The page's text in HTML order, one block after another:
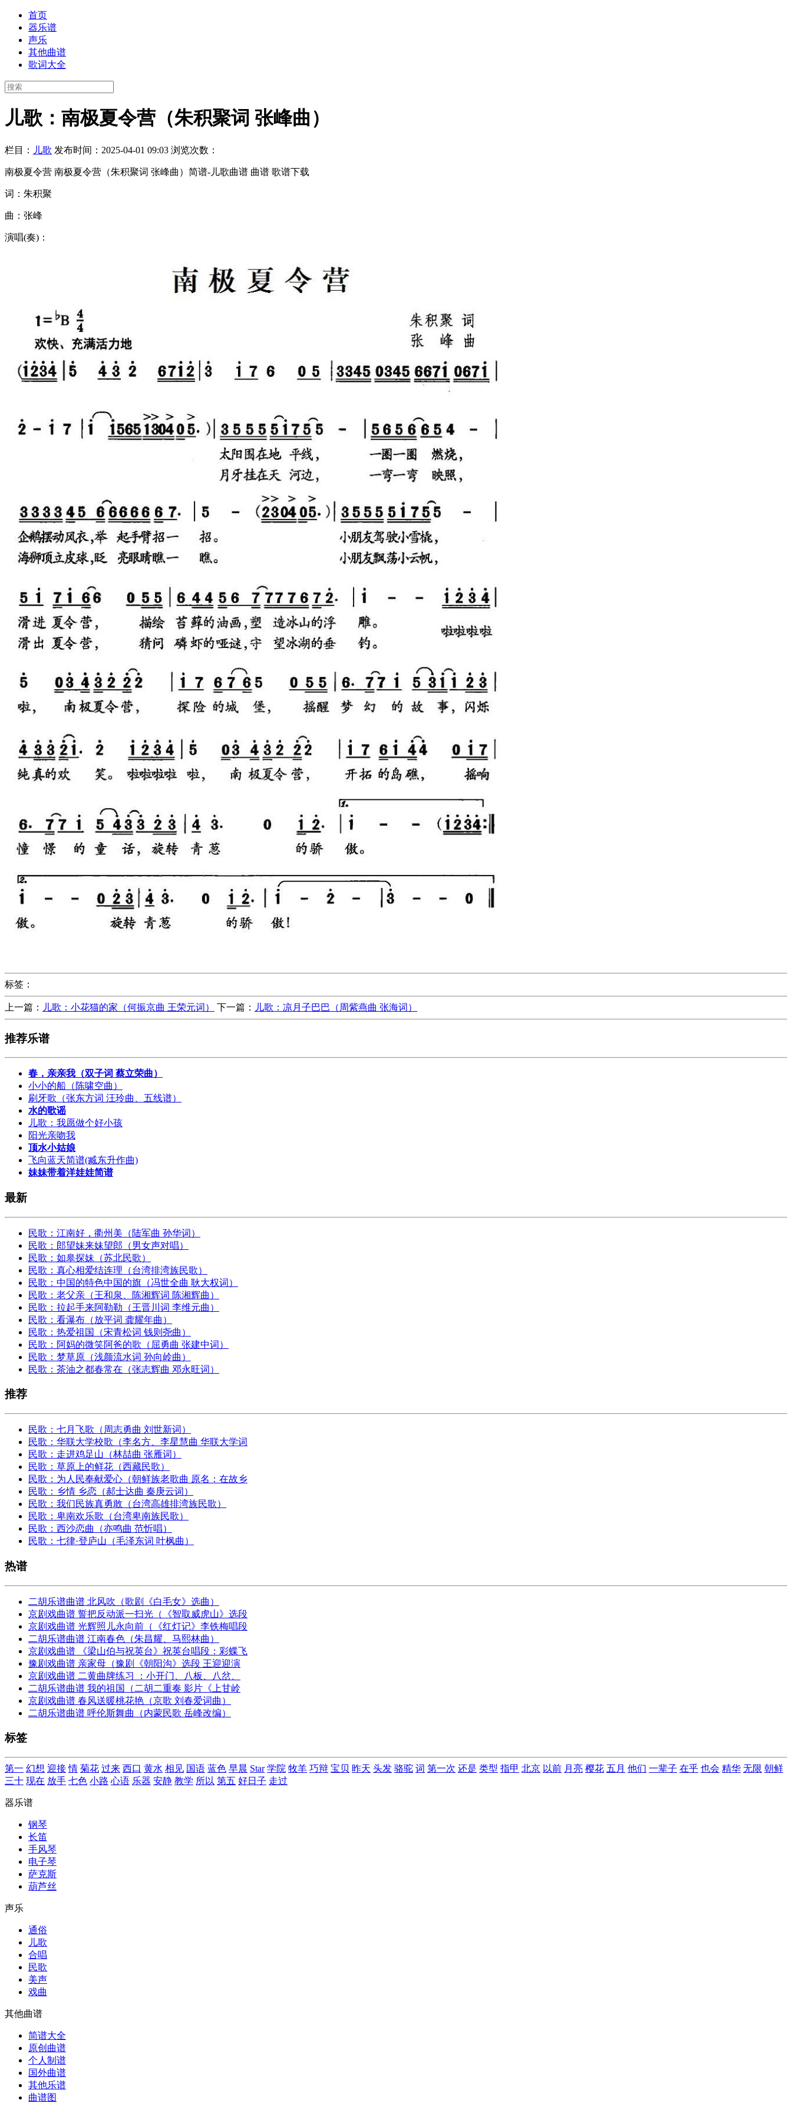
首页
器乐谱
声乐
其他曲谱
歌词大全
儿歌：南极夏令营（朱积聚词 张峰曲）
栏目： 儿歌 发布时间：2025-04-01 09:03 浏览次数：
南极夏令营 南极夏令营（朱积聚词 张峰曲）简谱-儿歌曲谱 曲谱 歌谱下载
词：朱积聚
曲：张峰
演唱(奏)：
标签：
上一篇： 儿歌：小花猫的家（何振京曲 王荣元词） 下一篇： 儿歌：凉月子巴巴（周紫燕曲 张海词）
推荐乐谱
春，亲亲我（双子词 蔡立荣曲）
小小的船（陈啸空曲）
刷牙歌（张东方词 汪玲曲、五线谱）
水的歌谣
儿歌：我愿做个好小孩
阳光亲吻我
顶水小姑娘
飞向蓝天简谱(臧东升作曲)
妹妹带着洋娃娃简谱
最新
民歌：江南好，衢州美（陆军曲 孙华词）
民歌：郎望妹来妹望郎（男女声对唱）
民歌：如皋探妹（苏北民歌）
民歌：真心相爱结连理（台湾排湾族民歌）
民歌：中国的特色中国的旗（冯世全曲 耿大权词）
民歌：老父亲（王和泉、陈湘辉词 陈湘辉曲）
民歌：拉起手来阿勒勒（王晋川词 李维元曲）
民歌：看瀑布（放平词 龚耀年曲）
民歌：热爱祖国（宋青松词 钱则尧曲）
民歌：阿妈的微笑阿爸的歌（屈勇曲 张建中词）
民歌：梦草原（浅颜流水词 孙向岭曲）
民歌：茶油之都春常在（张志辉曲 邓永旺词）
推荐
民歌：七月飞歌（周志勇曲 刘世新词）
民歌：华联大学校歌（李名方、李星慧曲 华联大学词
民歌：走进鸡足山（林喆曲 张雁词）
民歌：草原上的鲜花（西藏民歌）
民歌：为人民奉献爱心（朝鲜族老歌曲 原名：在故乡
民歌：乡情 乡恋（郝士达曲 秦庚云词）
民歌：我们民族真勇敢（台湾高雄排湾族民歌）
民歌：卑南欢乐歌（台湾卑南族民歌）
民歌：西沙恋曲（亦鸣曲 范忻唱）
民歌：七律·登庐山（毛泽东词 叶枫曲）
热谱
二胡乐谱曲谱 北风吹（歌剧《白毛女》选曲）
京剧戏曲谱 誓把反动派一扫光（《智取威虎山》选段
京剧戏曲谱 光辉照儿永向前（《红灯记》李铁梅唱段
二胡乐谱曲谱 江南春色（朱昌耀、马熙林曲）
京剧戏曲谱 《梁山伯与祝英台》祝英台唱段：彩蝶飞
豫剧戏曲谱 亲家母（豫剧《朝阳沟》选段 王迎迎演
京剧戏曲谱 二黄曲牌练习 ：小开门、八板、八岔、
二胡乐谱曲谱 我的祖国（二胡二重奏 影片《上甘岭
京剧戏曲谱 春风送暖桃花艳（京歌 刘春爱词曲）
二胡乐谱曲谱 呼伦斯舞曲（内蒙民歌 岳峰改编）
标签
第一 幻想 迎接 情 菊花 过来 西口 黄水 相见 国语 蓝色 早晨 Star 学院 牧羊 巧辩 宝贝 昨天 头发 骆驼 词 第一次 还是 类型 指甲 北京 以前 月亮 樱花 五月 他们 一辈子 在乎 也会 精华 无限 朝鲜
三十 现在 放手 七色 小路 心语 乐器 安静 教学 所以 第五 好日子 走过
器乐谱
钢琴
长笛
手风琴
电子琴
萨克斯
葫芦丝
声乐
通俗
儿歌
合唱
民歌
美声
戏曲
其他曲谱
简谱大全
原创曲谱
个人制谱
国外曲谱
其他乐谱
曲谱图